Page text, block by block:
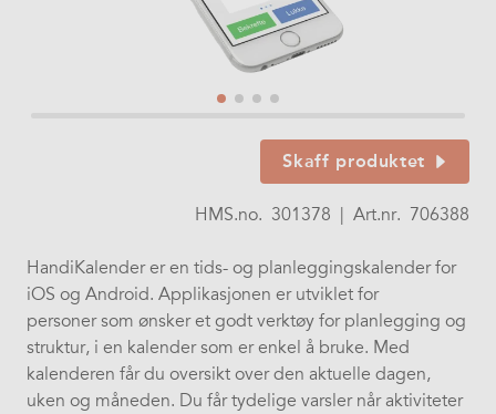
Skaff produktet
HMS.no. 301378 | Art.nr. 706388
HandiKalender er en tids- og planleggingskalender for
iOS og Android. Applikasjonen er utviklet for
personer som ønsker et godt verktøy for planlegging og
struktur, i en kalender som er enkel å bruke. Med
kalenderen får du oversikt over den aktuelle dagen,
uken og måneden. Du får tydelige varsler når aktiviteter